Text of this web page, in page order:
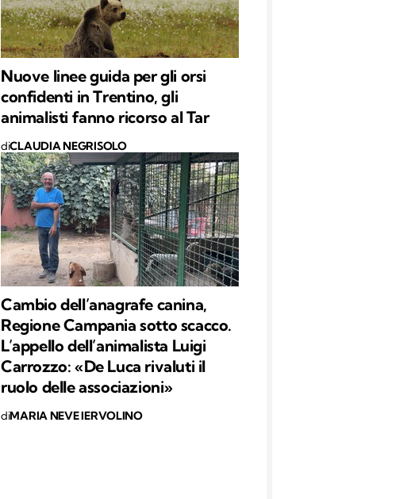
Nuove linee guida per gli orsi
confidenti in Trentino, gli
animalisti fanno ricorso al Tar
diCLAUDIA NEGRISOLO
Cambio dell’anagrafe canina,
Regione Campania sotto scacco.
L’appello dell’animalista Luigi
Carrozzo: «De Luca rivaluti il
ruolo delle associazioni»
diMARIA NEVE IERVOLINO